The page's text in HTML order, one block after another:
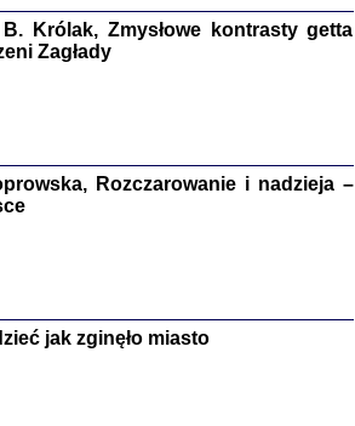
Okonowski, oprac. Marta Janczewska
TE SŁOWA JEST PRACOWNIKIEM
GETTOWEJ INSTYTUCJI ...
Dziennika' i inne pisma z łódzkiego getta
tłum. z jidysz, oprac. i wstęp. Monika Polit
GAZETĘ NIEMIECKĄ ...
Królak, Zmysłowe kontrasty getta
Zagłady
Rozczarowanie i nadzieja –
jak zginęło miasto